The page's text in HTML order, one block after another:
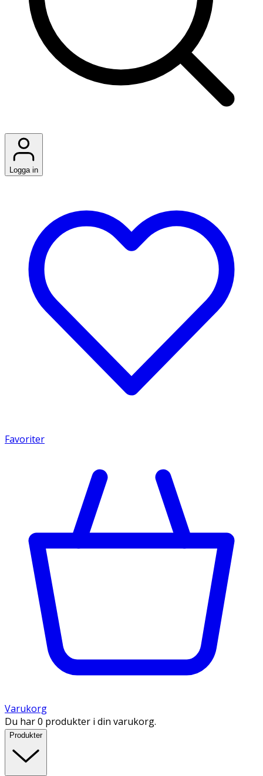
Logga in
Favoriter
Varukorg
Du har 0 produkter i din varukorg.
Produkter